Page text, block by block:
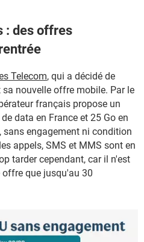
: des offres
Telecom, qui a décidé de
nouvelle offre mobile. Par le
français propose un
data en France et 25 Go en
sans engagement ni condition
appels, SMS et MMS sont en
tarder cependant, car il n'est
que jusqu'au 30